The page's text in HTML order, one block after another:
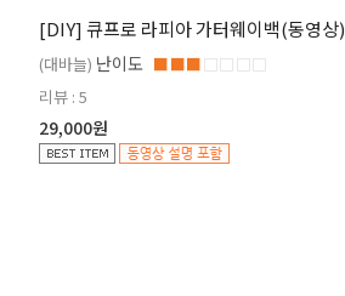
[DIY] 큐프로 라피아 가터웨이백(동영상)
(대바늘) 난이도 ■■■□□□□
리뷰 : 5
29,000원